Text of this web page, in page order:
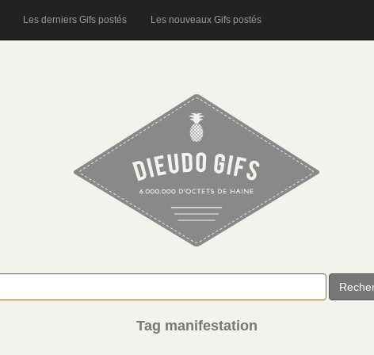
Les derniers Gifs postés Les nouveaux Gifs postés
Tag manifestation